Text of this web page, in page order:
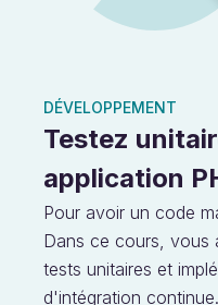
DÉVELOPPEMENT
Testez
application
Pour avoir un code
Dans ce cours, vous
tests unitaires et
d'intégration continue.